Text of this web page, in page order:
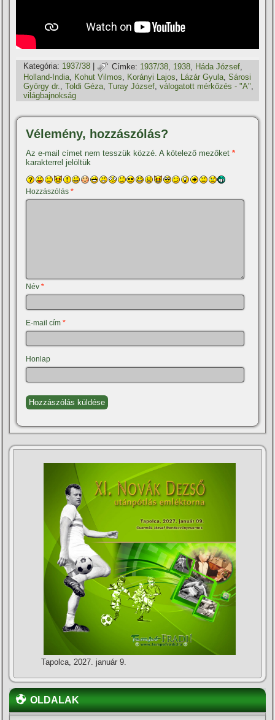
Kategória: 1937/38 | Címke: 1937/38 1938 Háda József
Holland-India, Kohut Vilmos, Korányi Lajos, Lázár Gyula,Sárosi
György dr.,Toldi Géza,Turay József,válogatott mérkőzés - "A",
világbajnokság
Vélemény, hozzászólás?
Az e-mail címet nem tesszük közzé. A kötelező mezőket*
karakterrel jelöltük
Hozzászólás*
Név*
E-mail cím*
Honlap
Tapolca, 2027. január 9.
OLDALAK